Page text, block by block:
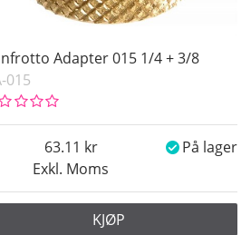
Adapter 015 1/4 + 3/8
015
Exkl. Moms
63.11 På lager
KJØP